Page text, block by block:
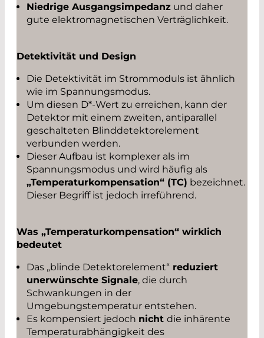
Niedrige Ausgangsimpedanz und daher
gute elektromagnetischen Verträglichkeit.
Detektivität und Design
Die Detektivität im Strommoduls ist ähnlich
wie im Spannungsmodus.
Um diesen D*-Wert zu erreichen, kann der
Detektor mit einem zweiten, antiparallel
geschalteten Blinddetektorelement
verbunden werden.
Dieser Aufbau ist komplexer als im
Spannungsmodus und wird häufig als
„Temperaturkompensation“ (TC) bezeichnet.
Dieser Begriff ist jedoch irreführend.
Was „Temperaturkompensation“ wirklich
bedeutet
Das „blinde Detektorelement“ reduziert
unerwünschte Signale, die durch
Schwankungen in der
Umgebungstemperatur entstehen.
Es kompensiert jedoch nicht die inhärente
Temperaturabhängigkeit des